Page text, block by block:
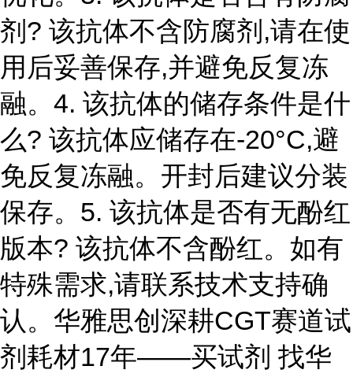
剂? 该抗体不含防腐剂,请在使
用后妥善保存,并避免反复冻
融。4. 该抗体的储存条件是什
么? 该抗体应储存在-20°C,避
免反复冻融。开封后建议分装
保存。5. 该抗体是否有无酚红
版本? 该抗体不含酚红。如有
特殊需求,请联系技术支持确
认。华雅思创深耕CGT赛道试
剂耗材17年——买试剂 找华